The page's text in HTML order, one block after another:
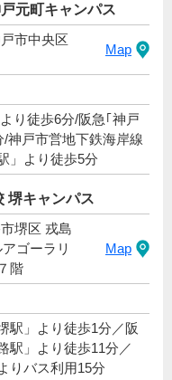
元町キャンパス
市中央区
Map
り徒歩6分/阪急｢神戸
神戸市営地下鉄海岸線
」より徒歩5分
堺キャンパス
堺区 戎島
ゴーラリ
階
Map
駅」より徒歩1分／阪
駅」より徒歩11分／
りバス利用15分